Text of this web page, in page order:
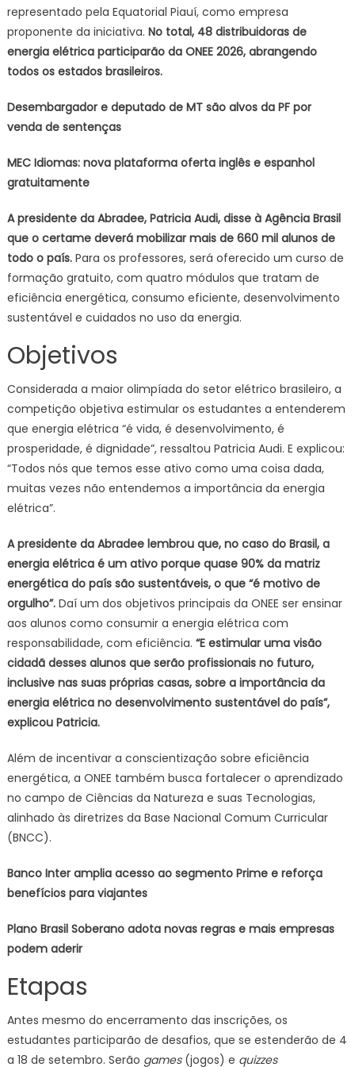
representado pela Equatorial Piauí, como empresa
proponente da iniciativa. No total, 48 distribuidoras de
energia elétrica participarão da ONEE 2026, abrangendo
todos os estados brasileiros.
Desembargador e deputado de MT são alvos da PF por
venda de sentenças
MEC Idiomas: nova plataforma oferta inglês e espanhol
gratuitamente
A presidente da Abradee, Patricia Audi, disse à Agência Brasil
que o certame deverá mobilizar mais de 660 mil alunos de
todo o país.Para os professores, será oferecido um curso de
formação gratuito, com quatro módulos que tratam de
eficiência energética, consumo eficiente, desenvolvimento
sustentável e cuidados no uso da energia.
Objetivos
Considerada a maior olimpíada do setor elétrico brasileiro, a
competição objetiva estimular os estudantes a entenderem
que energia elétrica “é vida, é desenvolvimento, é
prosperidade, é dignidade”, ressaltou Patricia Audi. E explicou:
“Todos nós que temos esse ativo como uma coisa dada,
muitas vezes não entendemos a importância da energia
elétrica”.
A presidente da Abradee lembrou que, no caso do Brasil, a
energia elétrica é um ativo porque quase 90% da matriz
energética do país são sustentáveis, o que “é motivo de
orgulho”.Daí um dos objetivos principais da ONEE ser ensinar
aos alunos como consumir a energia elétrica com
responsabilidade, com eficiência. “E estimular uma visão
cidadã desses alunos que serão profissionais no futuro,
inclusive nas suas próprias casas, sobre a importância da
energia elétrica no desenvolvimento sustentável do país”,
explicou Patricia.
Além de incentivar a conscientização sobre eficiência
energética, a ONEE também busca fortalecer o aprendizado
no campo de Ciências da Natureza e suas Tecnologias,
alinhado às diretrizes da Base Nacional Comum Curricular
(BNCC).
Banco Inter amplia acesso ao segmento Prime e reforça
benefícios para viajantes
Plano Brasil Soberano adota novas regras e mais empresas
podem aderir
Etapas
Antes mesmo do encerramento das inscrições, os
estudantes participarão de desafios, que se estenderão de 4
a 18 de setembro. Serão games(jogos) e quizzes